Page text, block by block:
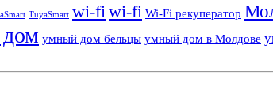
TuyaSmart wi-fiwi-fi Wi-Fi рекуператор
умный дом бельцы умный дом в Молдове